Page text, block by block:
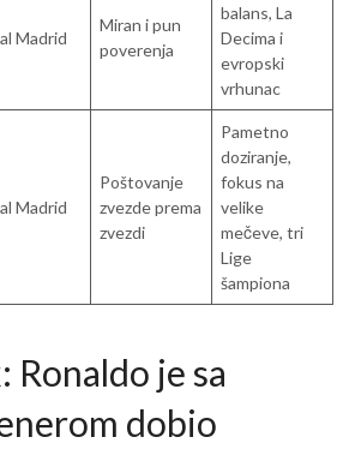
Madrid
Miran i pun
poverenja
balans, La
Decima i
evropski
vrhunac
Madrid
Poštovanje
zvezde prema
zvezdi
Pametno
doziranje,
fokus na
velike
mečeve, tri
Lige
šampiona
Ronaldo je sa
dobio